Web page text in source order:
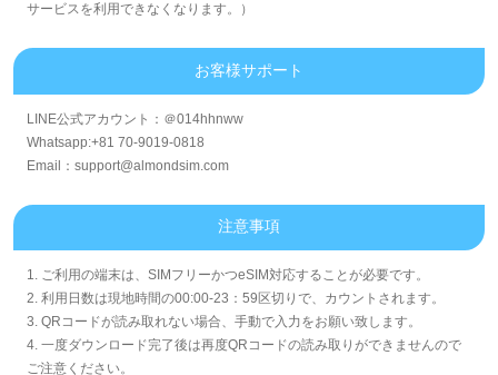
サービスを利用できなくなります。）
お客様サポート
LINE公式アカウント：＠014hhnww
Whatsapp:+81 70-9019-0818
Email：support@almondsim.com
注意事項
1. ご利用の端末は、SIMフリーかつeSIM対応することが必要です。
2. 利用日数は現地時間の00:00-23：59区切りで、カウントされます。
3. QRコードが読み取れない場合、手動で入力をお願い致します。
4. 一度ダウンロード完了後は再度QRコードの読み取りができませんので
ご注意ください。